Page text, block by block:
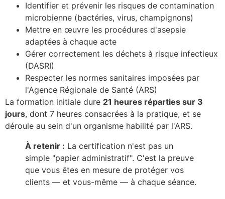
Identifier et prévenir les risques de contamination
microbienne (bactéries, virus, champignons)
Mettre en œuvre les procédures d'asepsie
adaptées à chaque acte
Gérer correctement les déchets à risque infectieux
(DASRI)
Respecter les normes sanitaires imposées par
l'Agence Régionale de Santé (ARS)
La formation initiale dure 21 heures réparties sur 3
jours, dont 7 heures consacrées à la pratique, et se
déroule au sein d'un organisme habilité par l'ARS.
À retenir : La certification n'est pas un
simple "papier administratif". C'est la preuve
que vous êtes en mesure de protéger vos
clients — et vous-même — à chaque séance.